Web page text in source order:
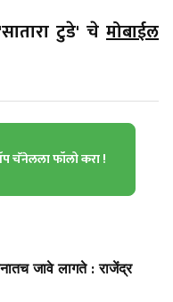
टुडे' चे मोबाईल
चॅनेलला फॉलो करा !
जावे लागते : राजेंद्र